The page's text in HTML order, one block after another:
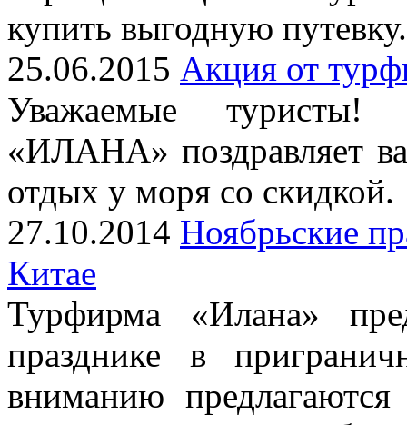
купить выгодную путевку.
25.06.2015 Акция от
Уважаемые
«ИЛАНА» поздравляет
отдых у моря со скидкой.
27.10.2014 Ноябрьские
Китае
Турфирма «Илана»
празднике в
вниманию